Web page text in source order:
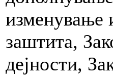
изменување
заштита,
дејности,